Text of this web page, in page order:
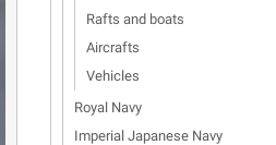
Rafts and boats
Aircrafts
Vehicles
Royal Navy
Imperial Japanese Navy